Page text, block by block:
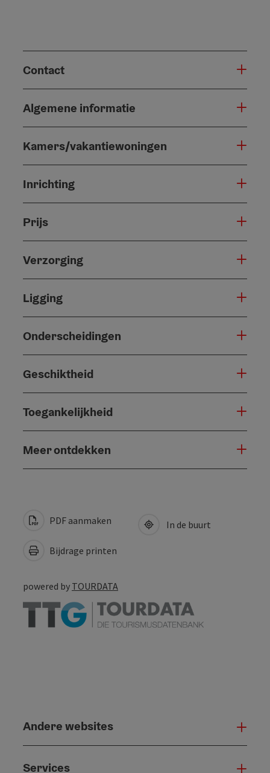
Contact
Algemene informatie
Kamers/vakantiewoningen
Inrichting
Prijs
Verzorging
Ligging
Onderscheidingen
Geschiktheid
Toegankelijkheid
Meer ontdekken
PDF aanmaken
Bijdrage printen
In de buurt
powered by TOURDATA
Andere websites
Services